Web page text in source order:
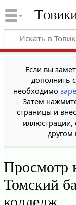
Если вы
дополнить
необходимо
Затем
страницы и
иллюстрации,
Просмотр
Томский